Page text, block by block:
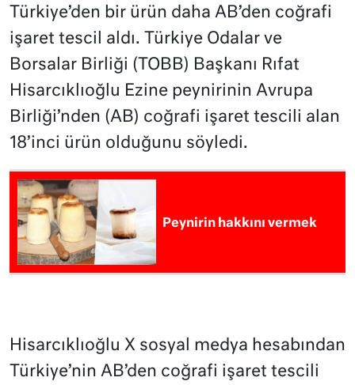
Türkiye’den bir ürün daha AB’den coğrafi
işaret tescil aldı. Türkiye Odalar ve
Borsalar Birliği (TOBB) Başkanı Rıfat
Hisarcıklıoğlu Ezine peynirinin Avrupa
Birliği’nden (AB) coğrafi işaret tescili alan
18’inci ürün olduğunu söyledi.
Peynirin hakkını vermek
Hisarcıklıoğlu X sosyal medya hesabından
Türkiye’nin AB’den coğrafi işaret tescili